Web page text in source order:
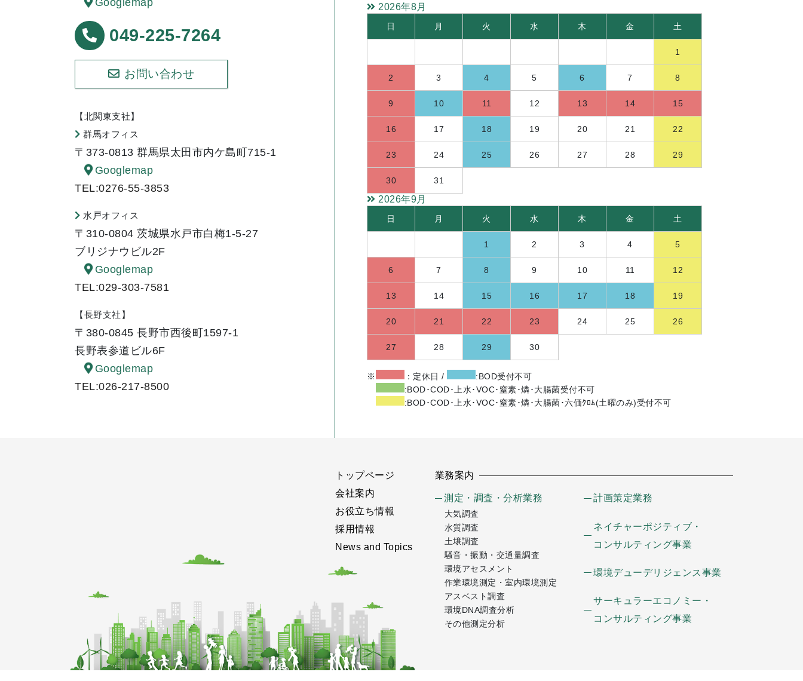
049-225-7264
お問い合わせ
【北関東支社】
群馬オフィス
〒373-0813 群馬県太田市内ケ島町715-1
Googlemap
TEL:0276-55-3853
水戸オフィス
〒310-0804 茨城県水戸市白梅1-5-27
ブリジナウビル2F
Googlemap
TEL:029-303-7581
【長野支社】
〒380-0845 長野市西後町1597-1
長野表参道ビル6F
Googlemap
TEL:026-217-8500
2026年8月
日 月 火 水 木 金 土
1
2 3 4 5 6 7 8
9 10 11 12 13 14 15
16 17 18 19 20 21 22
23 24 25 26 27 28 29
30 31
2026年9月
日 月 火 水 木 金 土
1 2 3 4 5
6 7 8 9 10 11 12
13 14 15 16 17 18 19
20 21 22 23 24 25 26
27 28 29 30
※ ：定休日 /
:BOD受付不可
:BOD･COD･上水･VOC･窒素･燐･大腸菌受付不可
:BOD･COD･上水･VOC･窒素･燐･大腸菌･六価ｸﾛﾑ(土曜のみ)受付不可
トップページ
会社案内
お役立ち情報
採用情報
News and Topics
業務案内
測定・調査・分析業務
大気調査
水質調査
土壌調査
騒音・振動・交通量調査
環境アセスメント
作業環境測定・室内環境測定
アスベスト調査
環境DNA調査分析
その他測定分析
計画策定業務
ネイチャーポジティブ・
コンサルティング事業
環境デューデリジェンス事業
サーキュラーエコノミー・
コンサルティング事業